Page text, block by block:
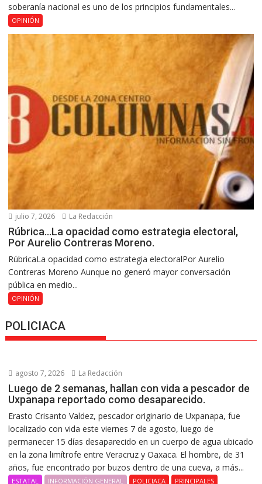
soberanía nacional es uno de los principios fundamentales...
OPINIÓN
julio 7, 2026 La Redacción
Rúbrica…La opacidad como estrategia electoral,
Por Aurelio Contreras Moreno.
RúbricaLa opacidad como estrategia electoralPor Aurelio
Contreras Moreno Aunque no generó mayor conversación
pública en medio...
OPINIÓN
POLICIACA
agosto 7, 2026 La Redacción
Luego de 2 semanas, hallan con vida a pescador de
Uxpanapa reportado como desaparecido.
Erasto Crisanto Valdez, pescador originario de Uxpanapa, fue
localizado con vida este viernes 7 de agosto, luego de
permanecer 15 días desaparecido en un cuerpo de agua ubicado
en la zona limítrofe entre Veracruz y Oaxaca. El hombre, de 31
años, fue encontrado por buzos dentro de una cueva, a más...
ESTATAL INFORMACIÓN GENERAL POLICIACA PRINCIPALES